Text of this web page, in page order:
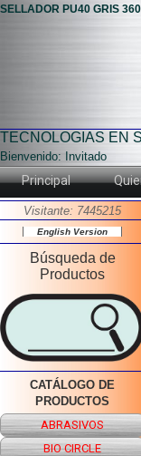
SELLADOR PU40 GRIS
TECNOLOGIAS EN
Bienvenido: Invitado
Principal
Visitante: 7445215
English Version
Búsqueda de
Productos
CATÁLOGO DE
PRODUCTOS
ABRASIVOS
BIO CIRCLE